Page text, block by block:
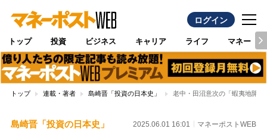
ログイン
トップ 投資 ビジネス キャリア ライフ マネー
トップ 連載・著者 島崎晋「投資の日本史」 老中・田沼意次の「蝦夷地開
島崎晋「投資の日本史」 2025.06.01 16:01 マネーポストWEB